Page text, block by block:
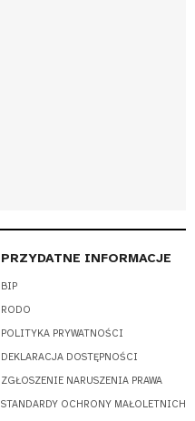
PRZYDATNE INFORMACJE
BIP
RODO
POLITYKA PRYWATNOŚCI
DEKLARACJA DOSTĘPNOŚCI
ZGŁOSZENIE NARUSZENIA PRAWA
STANDARDY OCHRONY MAŁOLETNICH